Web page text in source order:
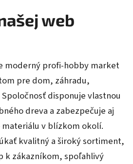
web
moderný profi-hobby market
pre dom, záhradu,
disponuje vlastnou
dreva a zabezpečuje aj
v blízkom okolí.
kvalitný a široký sortiment,
k zákazníkom, spoľahlivý